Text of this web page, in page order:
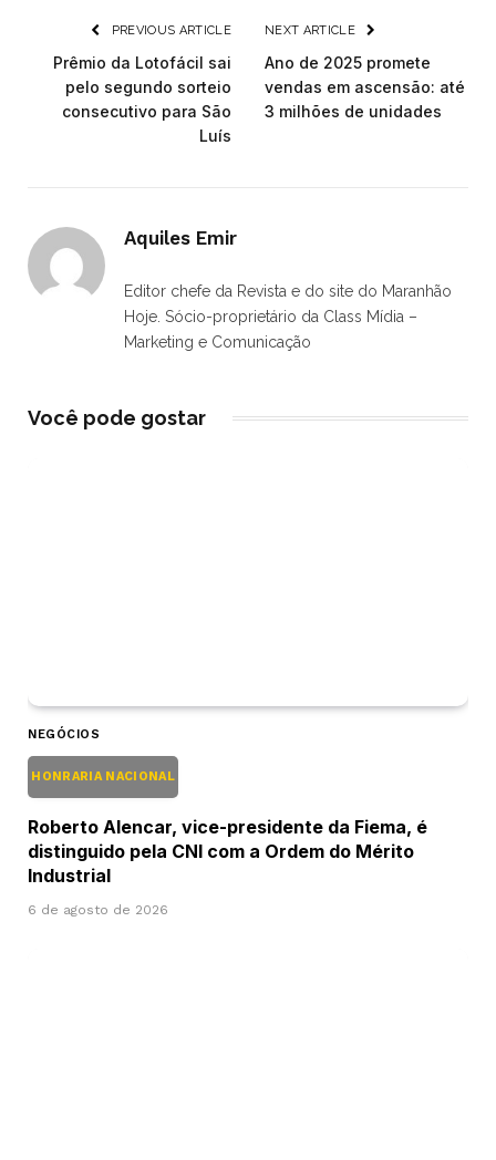
PREVIOUS ARTICLE
Prêmio da Lotofácil sai
pelo segundo sorteio
consecutivo para São
Luís
NEXT ARTICLE
Ano de 2025 promete
vendas em ascensão: até
3 milhões de unidades
Aquiles Emir
Editor chefe da Revista e do site do Maranhão
Hoje. Sócio-proprietário da Class Mídia –
Marketing e Comunicação
Você pode gostar
NEGÓCIOS
HONRARIA NACIONAL
Roberto Alencar, vice-presidente da Fiema, é
distinguido pela CNI com a Ordem do Mérito
Industrial
6 de agosto de 2026